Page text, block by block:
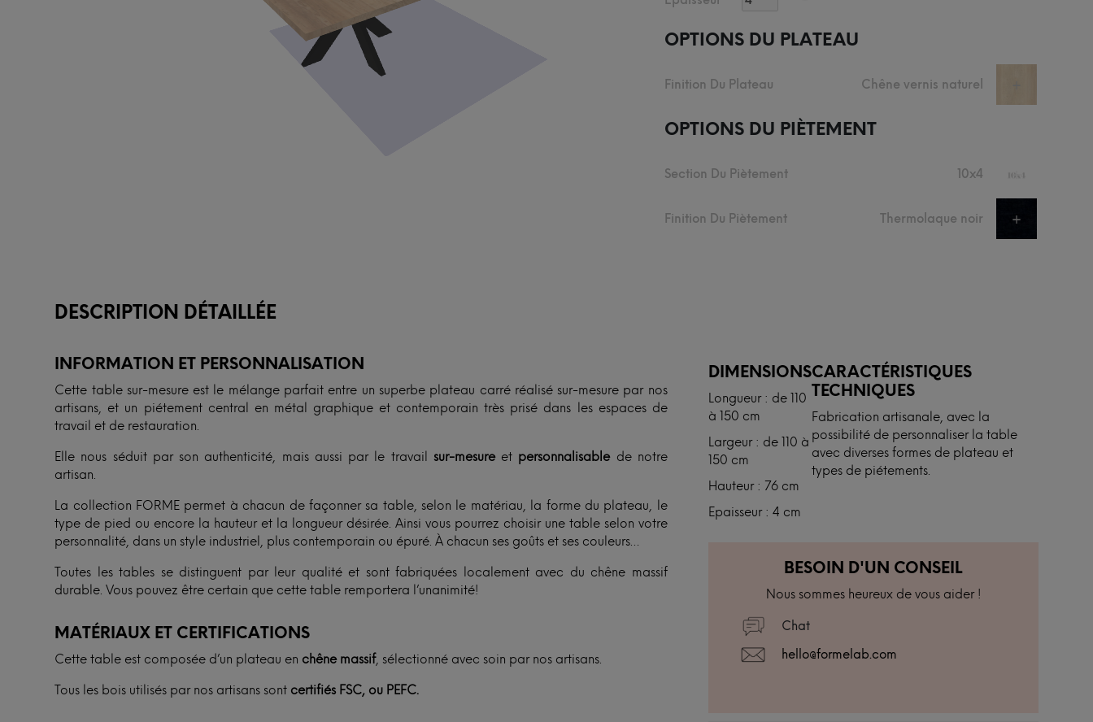
OPTIONS DU PLATEAU
Finition Du Plateau Chêne vernis naturel
OPTIONS DU PIÈTEMENT
Section Du Piètement 10x4 +
Finition Du Piètement Thermolaque noir +
DESCRIPTION DÉTAILLÉE
INFORMATION ET PERSONNALISATION
Cette table sur-mesure est le mélange parfait entre un superbe plateau carré réalisé sur-mesure par nos
artisans, et un piétement central en métal graphique et contemporain très prisé dans les espaces de
travail et de restauration.
Elle nous séduit par son authenticité, mais aussi par le travail sur-mesureet personnalisablede notre
artisan.
La collection FORME permet à chacun de façonner sa table, selon le matériau, la forme du plateau, le
type de pied ou encore la hauteur et la longueur désirée. Ainsi vous pourrez choisir une table selon votre
personnalité, dans un style industriel, plus contemporain ou épuré. À chacun ses goûts et ses couleurs…
Toutes les tables se distinguent par leur qualité et sont fabriquées localement avec du chêne massif
durable. Vous pouvez être certain que cette table remportera l’unanimité!
MATÉRIAUX ET CERTIFICATIONS
Cette table est composée d’un plateau en chêne massif, sélectionné avec soin par nos artisans.
Tous les bois utilisés par nos artisans sont certifiés FSC, ou PEFC.
DIMENSIONS
Longueur : de 110
à 150 cm
Largeur : de 110 à
150 cm
Hauteur : 76 cm
Epaisseur : 4 cm
CARACTÉRISTIQUES
TECHNIQUES
Fabrication artisanale, avec la
possibilité de personnaliser la table
avec diverses formes de plateau et
types de piétements.
BESOIN D'UN CONSEIL
Nous sommes heureux de vous aider !
Chat
hello@formelab.com